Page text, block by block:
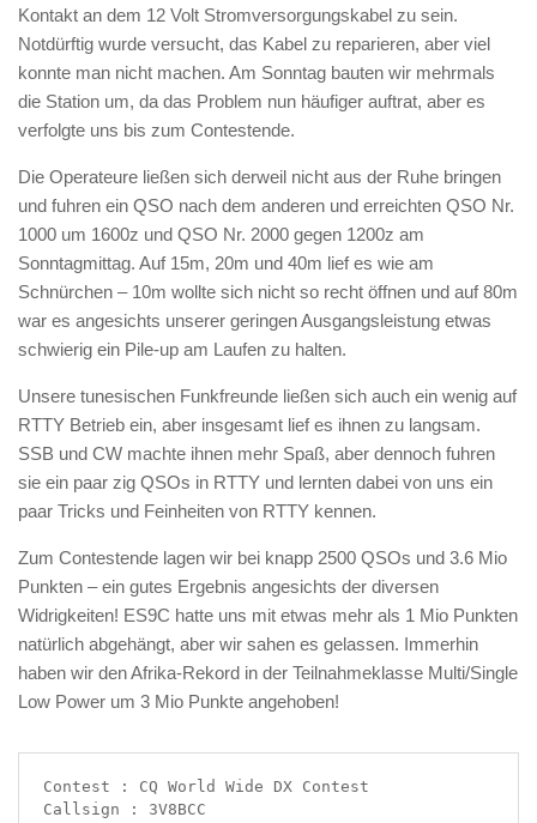
Kontakt an dem 12 Volt Stromversorgungskabel zu sein.
Notdürftig wurde versucht, das Kabel zu reparieren, aber viel
konnte man nicht machen. Am Sonntag bauten wir mehrmals
die Station um, da das Problem nun häufiger auftrat, aber es
verfolgte uns bis zum Contestende.
Die Operateure ließen sich derweil nicht aus der Ruhe bringen
und fuhren ein QSO nach dem anderen und erreichten QSO Nr.
1000 um 1600z und QSO Nr. 2000 gegen 1200z am
Sonntagmittag. Auf 15m, 20m und 40m lief es wie am
Schnürchen – 10m wollte sich nicht so recht öffnen und auf 80m
war es angesichts unserer geringen Ausgangsleistung etwas
schwierig ein Pile-up am Laufen zu halten.
Unsere tunesischen Funkfreunde ließen sich auch ein wenig auf
RTTY Betrieb ein, aber insgesamt lief es ihnen zu langsam.
SSB und CW machte ihnen mehr Spaß, aber dennoch fuhren
sie ein paar zig QSOs in RTTY und lernten dabei von uns ein
paar Tricks und Feinheiten von RTTY kennen.
Zum Contestende lagen wir bei knapp 2500 QSOs und 3.6 Mio
Punkten – ein gutes Ergebnis angesichts der diversen
Widrigkeiten! ES9C hatte uns mit etwas mehr als 1 Mio Punkten
natürlich abgehängt, aber wir sahen es gelassen. Immerhin
haben wir den Afrika-Rekord in der Teilnahmeklasse Multi/Single
Low Power um 3 Mio Punkte angehoben!
Contest : CQ World Wide DX Contest
Callsign : 3V8BCC